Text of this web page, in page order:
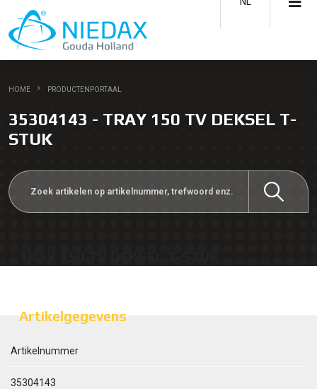
HOME PRODUCTENPORTAAL
35304143 - TRAY 150 TV DEKSEL T-
STUK
Artikelgegevens
Artikelnummer
35304143